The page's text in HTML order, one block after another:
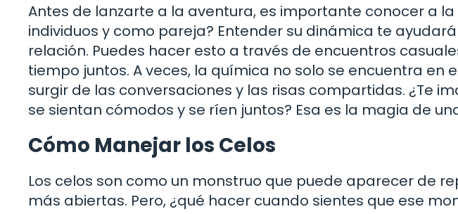
Antes de lanzarte a la aventura, es importante conocer a
individuos y como pareja? Entender su dinámica te
relación. Puedes hacer esto a través de encuentros
tiempo juntos. A veces, la química no solo se encuentra en
surgir de las conversaciones y las risas compartidas. ¿Te
se sientan cómodos y se ríen juntos? Esa es la magia de
Cómo Manejar los Celos
Los celos son como un monstruo que puede aparecer de
más abiertas. Pero, ¿qué hacer cuando sientes que ese